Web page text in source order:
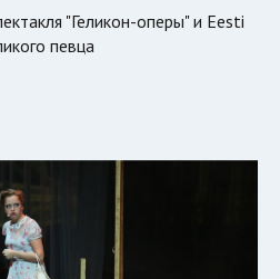
"Геликон-оперы" и Eesti
певца